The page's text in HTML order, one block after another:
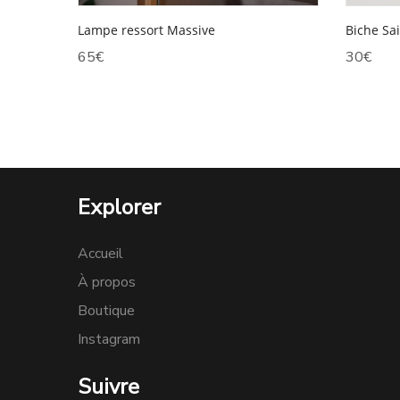
Lampe ressort Massive
65€
Biche
30€
Explorer
Accueil
À propos
Boutique
Instagram
Suivre